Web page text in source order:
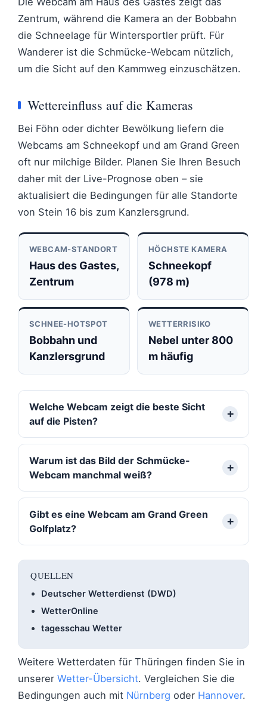
Zentrum, während die Kamera an der Bobbahn
die Schneelage für Wintersportler prüft. Für
Wanderer ist die Schmücke-Webcam nützlich,
um die Sicht auf den Kammweg einzuschätzen.
Wettereinfluss auf die Kameras
Bei Föhn oder dichter Bewölkung liefern die
Webcams am Schneekopf und am Grand Green
oft nur milchige Bilder. Planen Sie Ihren Besuch
daher mit der Live-Prognose oben – sie
aktualisiert die Bedingungen für alle Standorte
von Stein 16 bis zum Kanzlersgrund.
WEBCAM-STANDORT
Haus des Gastes,
Zentrum
HÖCHSTE KAMERA
Schneekopf
(978 m)
SCHNEE-HOTSPOT
Bobbahn und
Kanzlersgrund
WETTERRISIKO
Nebel unter 800
m häufig
Welche Webcam zeigt die beste Sicht
auf die Pisten?
Warum ist das Bild der Schmücke-
Webcam manchmal weiß?
Gibt es eine Webcam am Grand Green
Golfplatz?
QUELLEN
Deutscher Wetterdienst (DWD)
WetterOnline
tagesschau Wetter
Weitere Wetterdaten für Thüringen finden Sie in
unserer Wetter-Übersicht. Vergleichen Sie die
Bedingungen auch mit Nürnberg oder Hannover.